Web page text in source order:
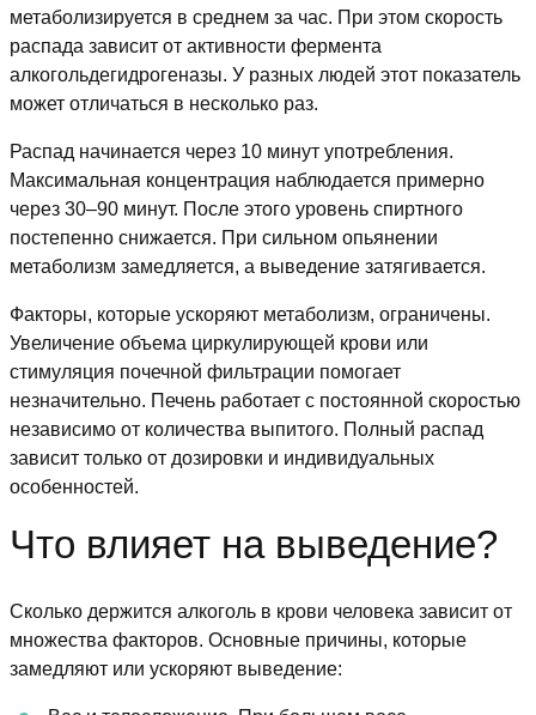
метаболизируется в среднем за час. При этом скорость
распада зависит от активности фермента
алкогольдегидрогеназы. У разных людей этот показатель
может отличаться в несколько раз.
Распад начинается через 10 минут употребления.
Максимальная концентрация наблюдается примерно
через 30–90 минут. После этого уровень спиртного
постепенно снижается. При сильном опьянении
метаболизм замедляется, а выведение затягивается.
Факторы, которые ускоряют метаболизм, ограничены.
Увеличение объема циркулирующей крови или
стимуляция почечной фильтрации помогает
незначительно. Печень работает с постоянной скоростью
независимо от количества выпитого. Полный распад
зависит только от дозировки и индивидуальных
особенностей.
Что влияет на выведение?
Сколько держится алкоголь в крови человека зависит от
множества факторов. Основные причины, которые
замедляют или ускоряют выведение: